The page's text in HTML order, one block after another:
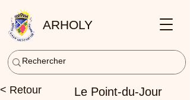
ARHOLY
< Retour Le Point-du-Jour